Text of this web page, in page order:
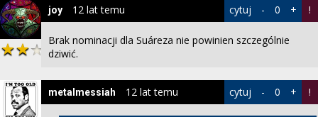
Brak nominacji dla Suáreza nie powinien szczególnie
dziwić.
joy 12 lat temu cytuj - 0 + !
metalmessiah 12 lat temu cytuj - 0 + !